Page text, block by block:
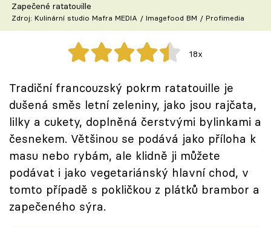
Speciál: Cuketa
Těhotnej kuchař
Přihlášení
Sledujte nás
Zapečené ratatouille
Zdroj: Kulinární studio Mafra MEDIA / Imagefood BM / Profimedia
18x
Tradiční francouzský pokrm ratatouille je
dušená směs letní zeleniny, jako jsou rajčata,
lilky a cukety, doplněná čerstvými bylinkami a
česnekem. Většinou se podává jako příloha k
masu nebo rybám, ale klidně ji můžete
podávat i jako vegetariánský hlavní chod, v
tomto případě s pokličkou z plátků brambor a
zapečeného sýra.